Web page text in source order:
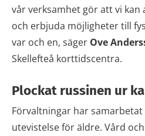
vår verksamhet gör att vi
och erbjuda möjligheter till
var och en, säger Ove
Skellefteå korttidscentra.
Plockat russinen ur
Förvaltningar har
utevistelse för äldre. Vård